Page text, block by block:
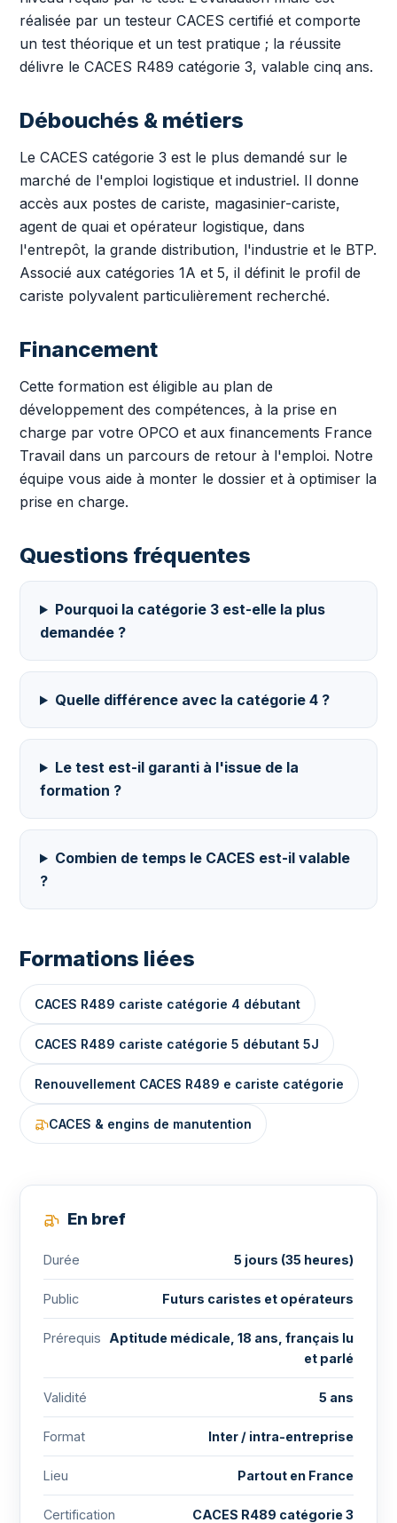
réalisée par un testeur CACES certifié et comporte
un test théorique et un test pratique ; la réussite
délivre le CACES R489 catégorie 3, valable cinq ans.
Débouchés & métiers
Le CACES catégorie 3 est le plus demandé sur le
marché de l'emploi logistique et industriel. Il donne
accès aux postes de cariste, magasinier-cariste,
agent de quai et opérateur logistique, dans
l'entrepôt, la grande distribution, l'industrie et le BTP.
Associé aux catégories 1A et 5, il définit le profil de
cariste polyvalent particulièrement recherché.
Financement
Cette formation est éligible au plan de
développement des compétences, à la prise en
charge par votre OPCO et aux financements France
Travail dans un parcours de retour à l'emploi. Notre
équipe vous aide à monter le dossier et à optimiser la
prise en charge.
Questions fréquentes
Pourquoi la catégorie 3 est-elle la plus
demandée ?
Quelle différence avec la catégorie 4 ?
Le test est-il garanti à l'issue de la
formation ?
Combien de temps le CACES est-il valable
?
Formations liées
CACES R489 cariste catégorie 4 débutant
CACES R489 cariste catégorie 5 débutant 5J
Renouvellement CACES R489 e cariste catégorie
CACES & engins de manutention
En bref
Durée 5 jours (35 heures)
Public Futurs caristes et opérateurs
Prérequis
Aptitude médicale, 18 ans, français lu
et parlé
Validité 5 ans
Format Inter / intra-entreprise
Lieu Partout en France
Certification CACES R489 catégorie 3